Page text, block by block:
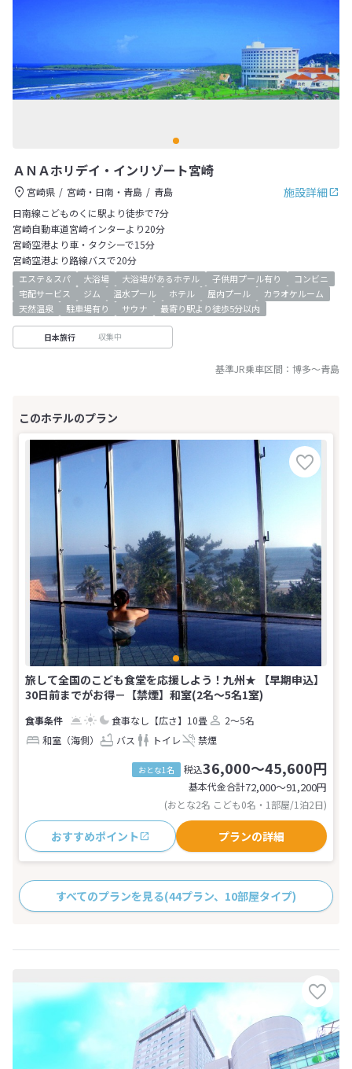
ＡＮＡホリデイ・インリゾート宮崎
施設詳細
宮崎県 宮崎・日南・青島
青島
日南線こどものくに駅より徒歩で7分
宮崎自動車道宮崎インターより20分
宮崎空港より車・タクシーで15分
宮崎空港より路線バスで20分
エステ＆スパ 大浴場 大浴場があるホテル 子供用プール有り
コンビニ
宅配サービス
ジム 温水プール ホテル 屋内プール
カラオケルーム
天然温泉
駐車場有り サウナ 最寄り駅より徒歩5分以内
日本旅行 収集中
基準JR乗車区間： 博多～青島
旅して全国のこども食堂を応援しよう！九州★ 【早期申込】
30日前までがお得－【禁煙】和室(2名～5名1室)
食事なし 【広さ】10畳
2～5名
和室（海側）
バス トイレ 禁煙
おとな1名 税込36,000～45,600円
基本代金合計72,000〜91,200円
(おとな2名 こども0名・1部屋/1泊2日)
おすすめポイント プランの詳細
すべてのプランを見る(44プラン、10部屋タイプ)